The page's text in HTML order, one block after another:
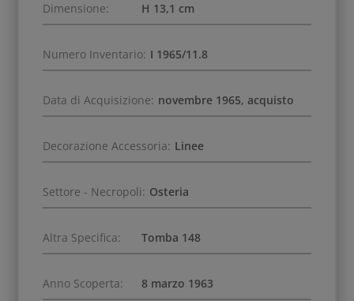
Dimensione: H 13,1 cm
Numero Inventario: I 1965/11.8
Data di Acquisizione: novembre 1965, acquisto
Decorazione Accessoria: Linee
Settore - Necropoli: Osteria
Altra Specifica: Tomba 148
Anno Scoperta: 8 marzo 1963